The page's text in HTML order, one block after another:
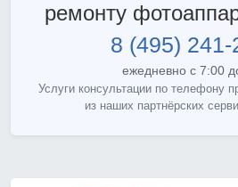
ремонту
8 (495) 241-
ежедневно с 7:00
Услуги консультации по телефону
из наших партнёрских